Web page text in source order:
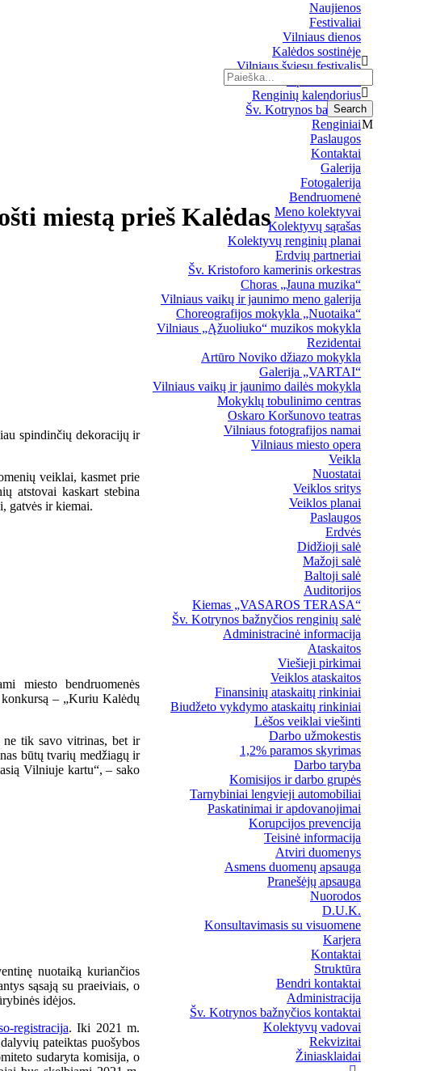
Naujienos
Festivaliai
Vilniaus dienos
Kalėdos sostinėje
Vilniaus šviesų festivalis
Renginių kalendorius
Šv. Kotrynos bažnyčia
Renginiai
Paslaugos
Kontaktai
Galerija
Fotogalerija
Bendruomenė
Meno kolektyvai
Kolektyvų sąrašas
Kolektyvų renginių planai
Erdvių partneriai
Šv. Kristoforo kamerinis orkestras
Choras „Jauna muzika“
Vilniaus vaikų ir jaunimo meno galerija
Choreografijos mokykla „Nuotaika“
Vilniaus „Ąžuoliuko“ muzikos mokykla
Rezidentai
Artūro Noviko džiazo mokykla
Galerija „VARTAI“
Vilniaus vaikų ir jaunimo dailės mokykla
Mokyklų tobulinimo centras
Oskaro Koršunovo teatras
Vilniaus fotografijos namai
Vilniaus miesto opera
Veikla
Nuostatai
Veiklos sritys
Veiklos planai
Paslaugos
Erdvės
Didžioji salė
Mažoji salė
Baltoji salė
Auditorijos
Kiemas „VASAROS TERASA“
Šv. Kotrynos bažnyčios renginių salė
Administracinė informacija
Ataskaitos
Viešieji pirkimai
Veiklos ataskaitos
Finansinių ataskaitų rinkiniai
Biudžeto vykdymo ataskaitų rinkiniai
Lėšos veiklai viešinti
Darbo užmokestis
1,2% paramos skyrimas
Darbo taryba
Komisijos ir darbo grupės
Tarnybiniai lengvieji automobiliai
Paskatinimai ir apdovanojimai
Korupcijos prevencija
Teisinė informacija
Atviri duomenys
Asmens duomenų apsauga
Pranešėjų apsauga
Nuorodos
D.U.K.
Konsultavimasis su visuomene
Karjera
Kontaktai
Struktūra
Bendri kontaktai
Administracija
Šv. Kotrynos bažnyčios kontaktai
Kolektyvų vadovai
Rekvizitai
Žiniasklaidai
miestą prieš Kalėdas
spindinčių dekoracijų ir
veiklai, kasmet prie
atstovai kaskart stebina
gatvės ir kiemai.
miesto bendruomenės
– „Kuriu Kalėdų
ne tik savo vitrinas, bet ir
būtų tvarių medžiagų ir
Vilniuje kartu“, – sako
nuotaiką kuriančios
sąsają su praeiviais, o
idėjos.
registracija. Iki 2021 m.
pateiktas puošybos
sudaryta komisija, o